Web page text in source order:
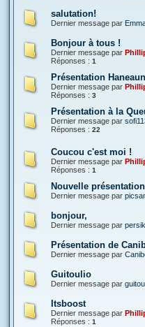
salutation!
Dernier message par
Bonjour à tous !
Dernier message par
Réponses : 1
Présentation
Dernier message par
Réponses : 3
Présentation à la
Dernier message par
Réponses : 22
Coucou c'est moi !
Dernier message par
Réponses : 1
Nouvelle présentation
Dernier message par
bonjour,
Dernier message par
Présentation de
Dernier message par
Guitoulio
Dernier message par
Itsboost
Dernier message par
Réponses : 1